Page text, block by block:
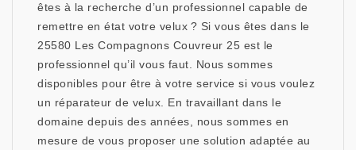
êtes à la recherche d’un professionnel capable de
remettre en état votre velux ? Si vous êtes dans le
25580 Les Compagnons Couvreur 25 est le
professionnel qu’il vous faut. Nous sommes
disponibles pour être à votre service si vous voulez
un réparateur de velux. En travaillant dans le
domaine depuis des années, nous sommes en
mesure de vous proposer une solution adaptée au